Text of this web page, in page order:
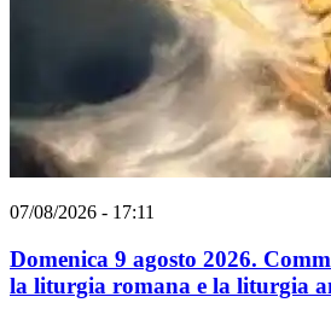
07/08/2026 - 17:11
Domenica 9 agosto 2026.
la liturgia romana e la liturgia